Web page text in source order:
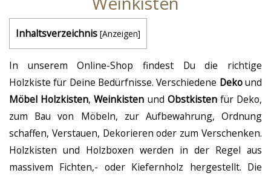
Inhaltsverzeichnis [Anzeigen]
In unserem Online-Shop findest Du die richtige
Holzkiste für Deine Bedürfnisse. Verschiedene Dekound
Möbel Holzkisten,Weinkisten und Obstkistenfür Deko,
zum Bau von Möbeln, zur Aufbewahrung, Ordnung
schaffen, Verstauen, Dekorieren oder zum Verschenken.
Holzkisten und Holzboxen werden in der Regel aus
massivem Fichten,- oder Kiefernholz hergestellt. Die